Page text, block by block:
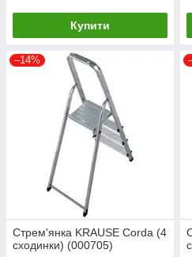
Купити
–14%
Стрем'янка KRAUSE Corda (4
сходинки) (000705)